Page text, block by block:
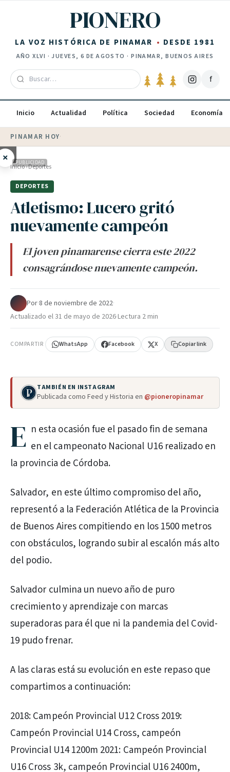
PIONERO
LA VOZ HISTÓRICA DE PINAMAR DESDE 1981
AÑOXLVI ·JUEVES, 6 DE AGOSTO · PINAMAR, BUENOS AIRES
f
Inicio Actualidad Política Sociedad Economía
PINAMAR HOY·
× PUBLICIDAD
Inicio›Deportes
DEPORTES
Atletismo: Lucero gritó
nuevamente campeón
El joven pinamarense cierra este 2022
consagrándose nuevamente campeón.
Por·8 de noviembre de 2022·
Actualizado el31 de mayo de 2026·Lectura 2 min
COMPARTIR WhatsApp Facebook X Copiar link
TAMBIÉN EN INSTAGRAM
Publicada como Feed y Historia en @pioneropinamar
E n esta ocasión fue el pasado fin de semana
en el campeonato Nacional U16 realizado en
la provincia de Córdoba.
Salvador, en este último compromiso del año,
representó a la Federación Atlética de la Provincia
de Buenos Aires compitiendo en los 1500 metros
con obstáculos, logrando subir al escalón más alto
del podio.
Salvador culmina un nuevo año de puro
crecimiento y aprendizaje con marcas
superadoras para él que ni la pandemia del Covid-
19 pudo frenar.
A las claras está su evolución en este repaso que
compartimos a continuación:
2018: Campeón Provincial U12 Cross 2019:
Campeón Provincial U14 Cross, campeón
Provincial U14 1200m 2021: Campeón Provincial
U16 Cross 3k, campeón Provincial U16 2400m,